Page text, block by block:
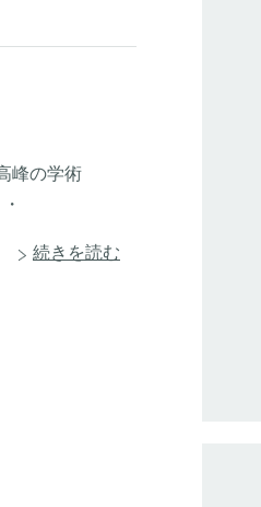
峰の学術
続きを読む